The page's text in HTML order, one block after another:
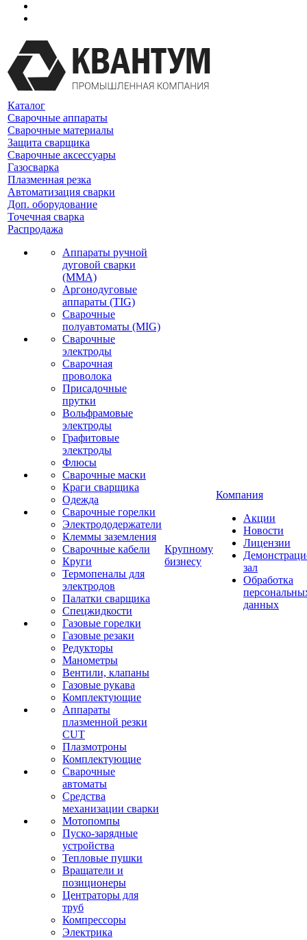
Каталог
Сварочные аппараты
Сварочные материалы
Защита сварщика
Сварочные аксессуары
Газосварка
Плазменная резка
Автоматизация сварки
Доп. оборудование
Точечная сварка
Распродажа
Аппараты ручной
дуговой сварки
(MMA)
Аргонодуговые
аппараты (TIG)
Сварочные
полуавтоматы (MIG)
Сварочные
электроды
Сварочная
проволока
Присадочные
прутки
Вольфрамовые
электроды
Графитовые
электроды
Флюсы
Сварочные маски
Краги сварщика
Одежда
Сварочные горелки
Электрододержатели
Клеммы заземления
Сварочные кабели
Круги
Термопеналы для
электродов
Палатки сварщика
Спецжидкости
Газовые горелки
Газовые резаки
Редукторы
Манометры
Вентили, клапаны
Газовые рукава
Комплектующие
Аппараты
плазменной резки
CUT
Плазмотроны
Комплектующие
Сварочные
автоматы
Средства
механизации сварки
Мотопомпы
Пуско-зарядные
устройства
Тепловые пушки
Вращатели и
позиционеры
Центраторы для
труб
Компрессоры
Электрика
Крупному
бизнесу
Компания
Акции
Новости
Лицензии
зал
Обработка
данных